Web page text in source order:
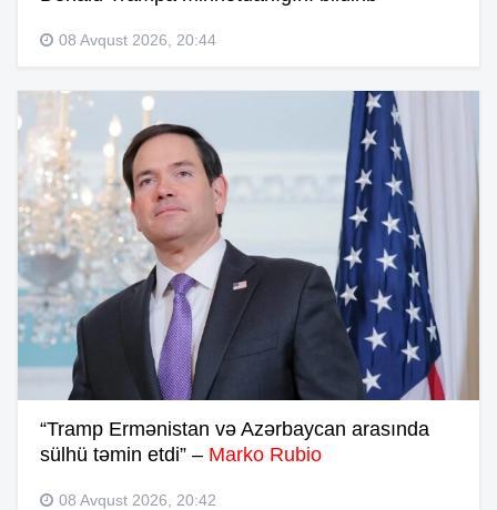
08 Avqust 2026, 20:44
“Tramp Ermənistan və Azərbaycan arasında
sülhü təmin etdi” – Marko Rubio
08 Avqust 2026, 20:42